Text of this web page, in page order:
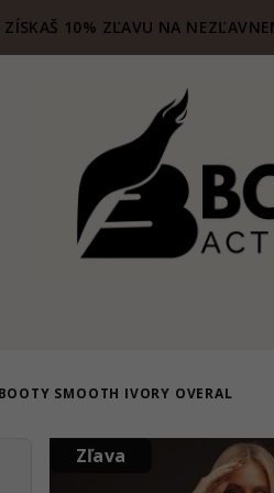
10% ZĽAVU NA
BOOTY SMOOTH IVORY OVERAL
Zľava